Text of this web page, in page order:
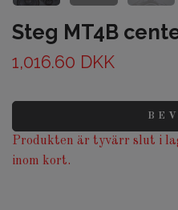
Steg MT4B
1,016.60 DKK
Produkten är tyvärr slut i
inom kort.